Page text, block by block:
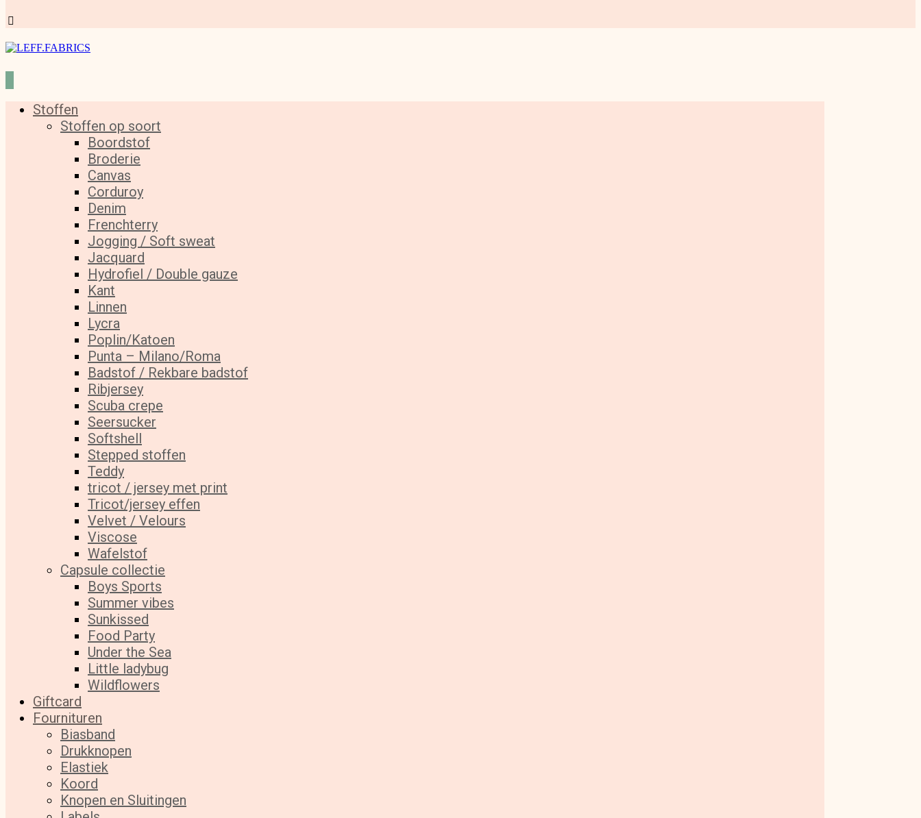
Stoffen
Stoffen op soort
Boordstof
Broderie
Canvas
Corduroy
Denim
Frenchterry
Jogging / Soft sweat
Jacquard
Hydrofiel / Double gauze
Kant
Linnen
Lycra
Poplin/Katoen
Punta – Milano/Roma
Badstof / Rekbare badstof
Ribjersey
Scuba crepe
Seersucker
Softshell
Stepped stoffen
Teddy
tricot / jersey met print
Tricot/jersey effen
Velvet / Velours
Viscose
Wafelstof
Capsule collectie
Boys Sports
Summer vibes
Sunkissed
Food Party
Under the Sea
Little ladybug
Wildflowers
Giftcard
Fournituren
Biasband
Drukknopen
Elastiek
Koord
Knopen en Sluitingen